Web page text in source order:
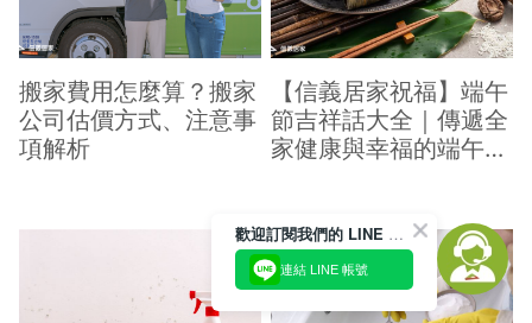
搬家費用怎麼算？搬家
公司估價方式、注意事
項解析
【信義居家祝福】端午
節吉祥話大全｜傳遞全
家健康與幸福的端午祝
歡迎訂閱我們的 LINE 官方帳號
連結 LINE 帳號